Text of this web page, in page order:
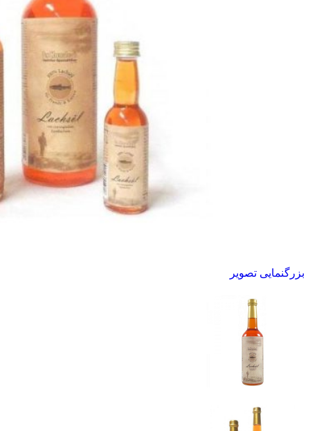
بزرگنمایی تصویر